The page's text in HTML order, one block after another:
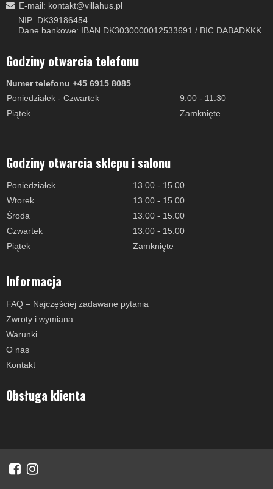
E-mail: kontakt@villahus.pl
NIP: DK39186454
Dane bankowe: IBAN DK3030000012533691 / BIC DABADKKK
Godziny otwarcia telefonu
Numer telefonu +45 6915 8085
Poniedziałek - Czwartek
9.00 - 11.30
Piątek
Zamknięte
Godziny otwarcia sklepu i salonu
Poniedziałek
13.00 - 15.00
Wtorek
13.00 - 15.00
Środa
13.00 - 15.00
Czwartek
13.00 - 15.00
Piątek
Zamknięte
Informacja
FAQ – Najczęściej zadawane pytania
Zwroty i wymiana
Warunki
O nas
Kontakt
Obsługa klienta